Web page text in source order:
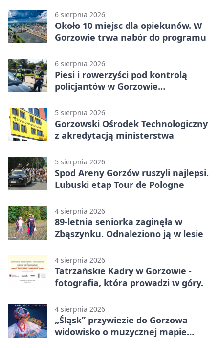
6 sierpnia 2026
Około 10 miejsc dla opiekunów. W
Gorzowie trwa nabór do programu
6 sierpnia 2026
Piesi i rowerzyści pod kontrolą
policjantów w Gorzowie
5 sierpnia 2026
Gorzowski Ośrodek Technologiczny
z akredytacją ministerstwa
5 sierpnia 2026
Spod Areny Gorzów ruszyli najlepsi.
Lubuski etap Tour de Pologne
4 sierpnia 2026
89-letnia seniorka zaginęła w
Zbąszynku. Odnaleziono ją w lesie
4 sierpnia 2026
Tatrzańskie Kadry w Gorzowie -
fotografia, która prowadzi w góry.
4 sierpnia 2026
„Śląsk” przywiezie do Gorzowa
widowisko o muzycznej mapie